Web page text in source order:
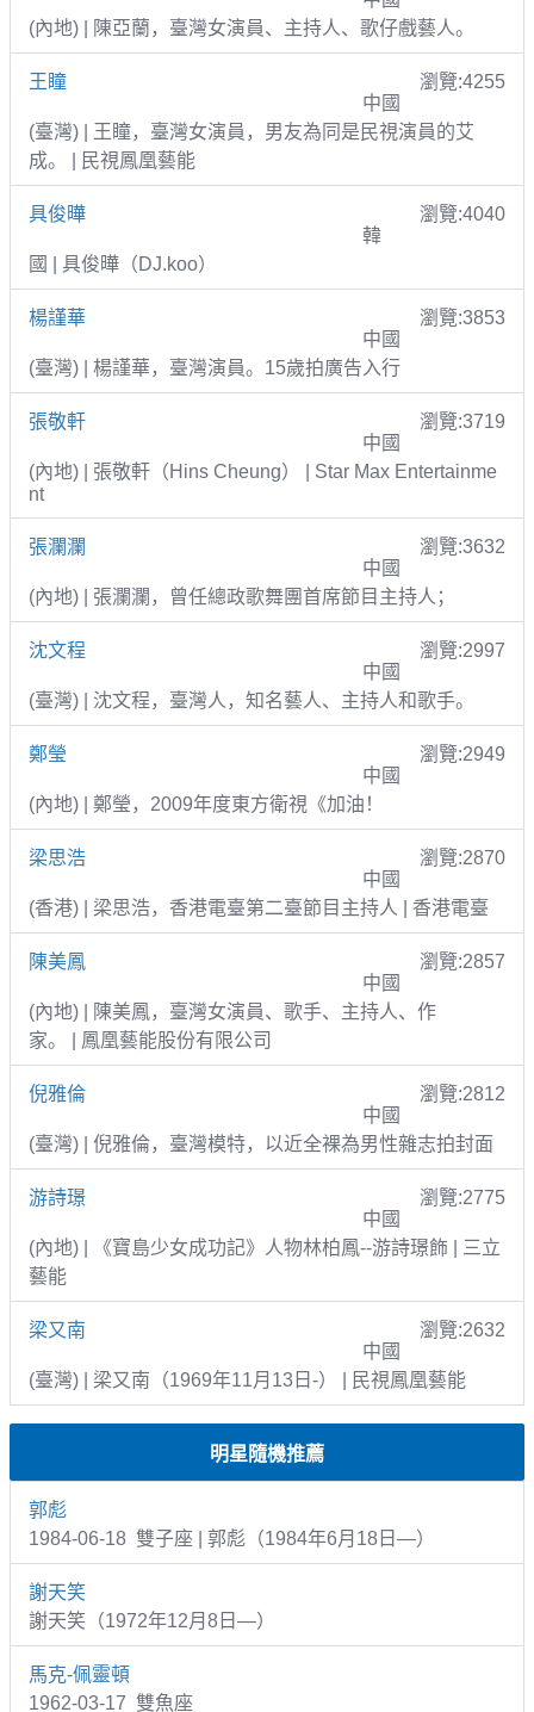
(內地) | 陳亞蘭，臺灣女演員、主持人、歌仔戲藝人。
王瞳
瀏覽:4255
中國
(臺灣) | 王瞳，臺灣女演員，男友為同是民視演員的艾
成。 | 民視鳳凰藝能
具俊曄
瀏覽:4040
韓
國 | 具俊曄（DJ.koo）
楊謹華
瀏覽:3853
中國
(臺灣) | 楊謹華，臺灣演員。15歲拍廣告入行
張敬軒
瀏覽:3719
中國
(內地) | 張敬軒（Hins Cheung） | Star Max Entertainme
nt
張瀾瀾
瀏覽:3632
中國
(內地) | 張瀾瀾，曾任總政歌舞團首席節目主持人；
沈文程
瀏覽:2997
中國
(臺灣) | 沈文程，臺灣人，知名藝人、主持人和歌手。
鄭瑩
瀏覽:2949
中國
(內地) | 鄭瑩，2009年度東方衛視《加油！
梁思浩
瀏覽:2870
中國
(香港) | 梁思浩，香港電臺第二臺節目主持人 | 香港電臺
陳美鳳
瀏覽:2857
中國
(內地) | 陳美鳳，臺灣女演員、歌手、主持人、作
家。 | 鳳凰藝能股份有限公司
倪雅倫
瀏覽:2812
中國
(臺灣) | 倪雅倫，臺灣模特，以近全裸為男性雜志拍封面
游詩璟
瀏覽:2775
中國
(內地) | 《寶島少女成功記》人物林柏鳳--游詩璟飾 | 三立
藝能
梁又南
瀏覽:2632
中國
(臺灣) | 梁又南（1969年11月13日-） | 民視鳳凰藝能
明星隨機推薦
郭彪
1984-06-18 雙子座 | 郭彪（1984年6月18日—）
謝天笑
謝天笑（1972年12月8日—）
馬克-佩靈頓
1962-03-17 雙魚座